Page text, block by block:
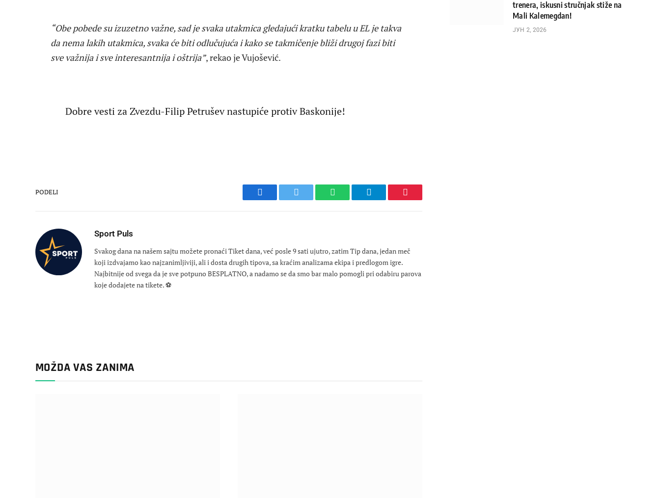
“Obe pobede su izuzetno važne, sad je svaka utakmica gledajući kratku tabelu u EL je takva
da nema lakih utakmica, svaka će biti odlučujuća i kako se takmičenje bliži drugoj fazi biti
sve važnija i sve interesantnija i oštrija”, rekao je Vujošević.
Dobre vesti za Zvezdu-Filip Petrušev nastupiće protiv Baskonije!
PODELI
Facebook Twitter WhatsAppTelegram Pinterest
Sport Puls
Svakog dana na našem sajtu možete pronaći Tiket dana, već posle 9 sati ujutro, zatim Tip dana, jedan meč
koji izdvajamo kao najzanimljiviji, ali i dosta drugih tipova, sa kraćim analizama ekipa i predlogom igre.
Najbitnije od svega da je sve potpuno BESPLATNO, a nadamo se da smo bar malo pomogli pri odabiru parova
koje dodajete na tikete. ⚽
MOŽDA VAS ZANIMA
trenera, iskusni stručnjak stiže na
Mali Kalemegdan!
ЈУН 2, 2026